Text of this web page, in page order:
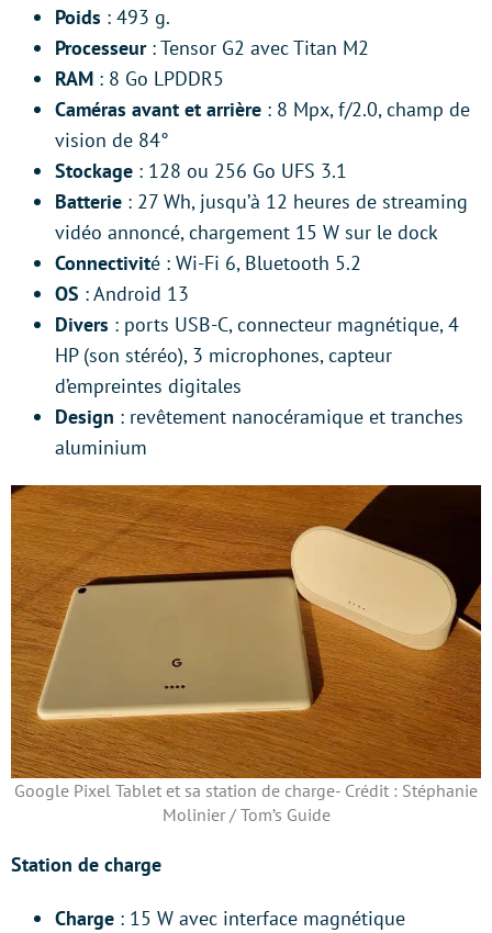
Poids : 493 g.
Processeur: Tensor G2 avec Titan M2
RAM : 8 Go LPDDR5
Caméras avant et arrière : 8 Mpx, f/2.0, champ de
vision de 84°
Stockage : 128 ou 256 Go UFS 3.1
Batterie : 27 Wh, jusqu’à 12 heures de streaming
vidéo annoncé, chargement 15 W sur le dock
Connectivité : Wi-Fi 6, Bluetooth 5.2
OS : Android 13
Divers : ports USB-C, connecteur magnétique, 4
HP (son stéréo), 3 microphones, capteur
d’empreintes digitales
Design : revêtement nanocéramique et tranches
aluminium
Google Pixel Tablet et sa station de charge- Crédit : Stéphanie
Molinier / Tom’s Guide
Station de charge
Charge : 15 W avec interface magnétique